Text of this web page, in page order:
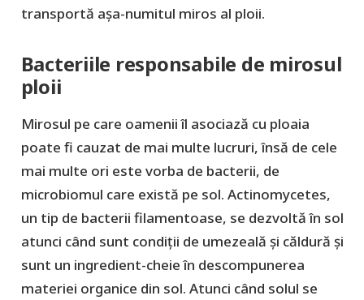
transportă așa-numitul miros al ploii.
Bacteriile responsabile de mirosul
ploii
Mirosul pe care oamenii îl asociază cu ploaia
poate fi cauzat de mai multe lucruri, însă de cele
mai multe ori este vorba de bacterii, de
microbiomul care există pe sol. Actinomycetes,
un tip de bacterii filamentoase, se dezvoltă în sol
atunci când sunt condiții de umezeală și căldură și
sunt un ingredient-cheie în descompunerea
materiei organice din sol. Atunci când solul se